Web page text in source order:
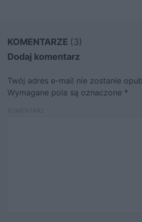
KOMENTARZE (3)
Dodaj komentarz
Twój adres e-mail nie zostanie
Wymagane pola są oznaczone *